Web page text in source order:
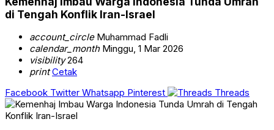
di Tengah Konflik Iran-Israel
account_circleMuhammad Fadli
calendar_monthMinggu, 1 Mar 2026
visibility264
print Cetak
Facebook Twitter Whatsapp Pinterest Threads